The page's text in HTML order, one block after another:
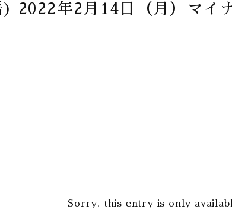
2022年2月14日（月）マイ
Sorry, this entry is only